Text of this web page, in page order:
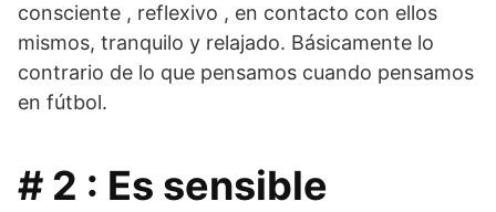
consciente , reflexivo , en contacto con ellos
mismos, tranquilo y relajado. Básicamente lo
contrario de lo que pensamos cuando pensamos
en fútbol.
# 2 : Es sensible